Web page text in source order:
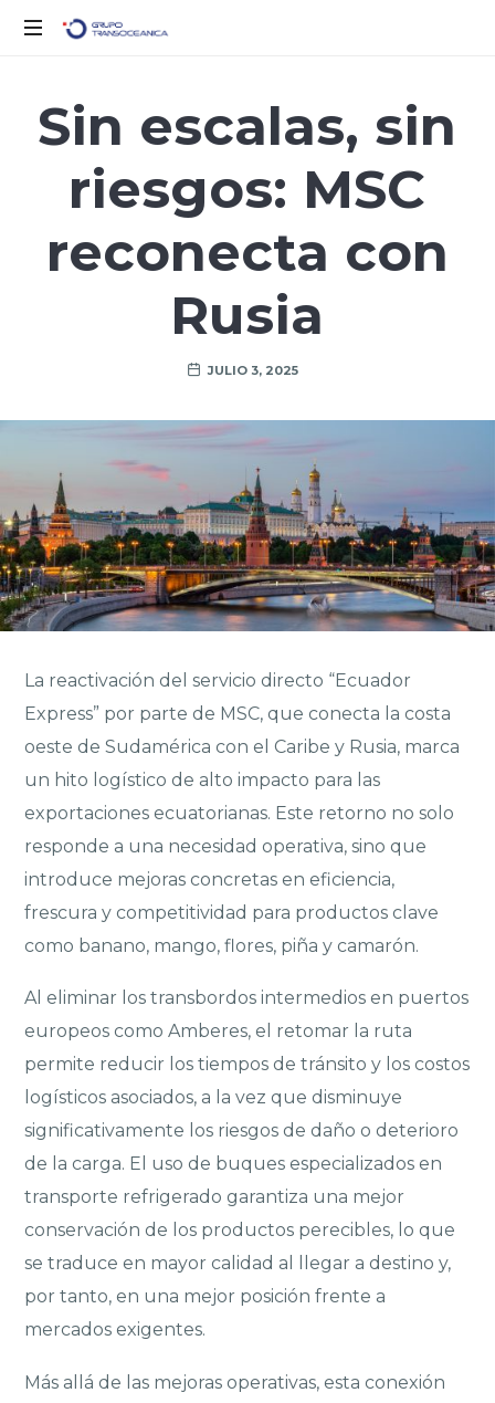
para
un
Mundo
Sin escalas, sin
riesgos: MSC
reconecta con
Rusia
JULIO 3, 2025
La reactivación del servicio directo “Ecuador
Express” por parte de MSC, que conecta la costa
oeste de Sudamérica con el Caribe y Rusia, marca
un hito logístico de alto impacto para las
exportaciones ecuatorianas. Este retorno no solo
responde a una necesidad operativa, sino que
introduce mejoras concretas en eficiencia,
frescura y competitividad para productos clave
como banano, mango, flores, piña y camarón.
Al eliminar los transbordos intermedios en puertos
europeos como Amberes, el retomar la ruta
permite reducir los tiempos de tránsito y los costos
logísticos asociados, a la vez que disminuye
significativamente los riesgos de daño o deterioro
de la carga. El uso de buques especializados en
transporte refrigerado garantiza una mejor
conservación de los productos perecibles, lo que
se traduce en mayor calidad al llegar a destino y,
por tanto, en una mejor posición frente a
mercados exigentes.
Más allá de las mejoras operativas, esta conexión